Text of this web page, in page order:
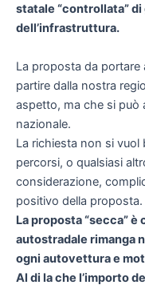
statale “controllata”
dell’infrastruttura.
La proposta da
partire dalla nostra
aspetto, ma che si può
nazionale.
La richiesta non si vuol
percorsi, o qualsiasi
considerazione,
positivo della proposta.
La proposta “secca”
autostradale rimanga
ogni autovettura e
Al di la che l’importo